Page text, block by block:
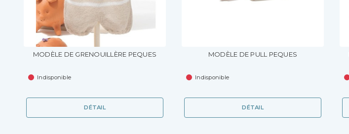
MODÈLE DE GRENOUILLÈRE PEQUES
Indisponible
DÉTAIL
MODÈLE DE PULL PEQUES
Indisponible
DÉTAIL